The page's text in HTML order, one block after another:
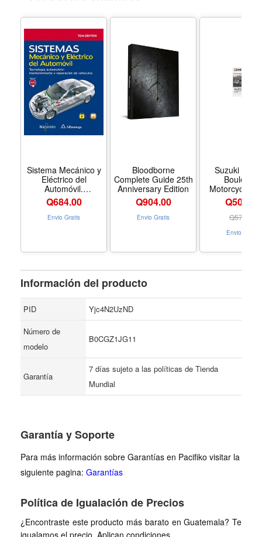
Sistema Mecánico y
Eléctrico del
Automóvil.
Tecnología
automotriz:
mantenimiento y
Q684.00
Envio Gratis
Bloodborne
Complete Guide 25th
Anniversary Edition
Q904.00
Envio Gratis
Suzuki
Boulevard
Motorcycle
2009) Service
Manual -
Q504.00
Q574.00
Envio Gratis
Información del producto
PID
Yjc4N2UzND
Número de
modelo
B0CGZ1JG11
Garantía
7 días sujeto a las políticas de Tienda
Mundial
Garantía y Soporte
Para más información sobre Garantías en Pacifiko visitar la
siguiente pagina: Garantías
Política de Igualación de Precios
¿Encontraste este producto más barato en Guatemala? Te
igualamos el precio. Aplican condiciones.